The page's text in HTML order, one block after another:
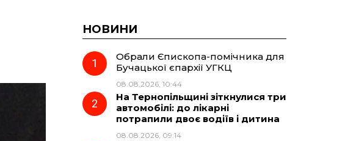
НОВИНИ
Обрали Єпископа-помічника для
Бучацької єпархії УГКЦ
08.08.2026, 10:44
На Тернопільщині зіткнулися три
автомобілі: до лікарні
потрапили двоє водіїв і дитина
08.08.2026, 09:14